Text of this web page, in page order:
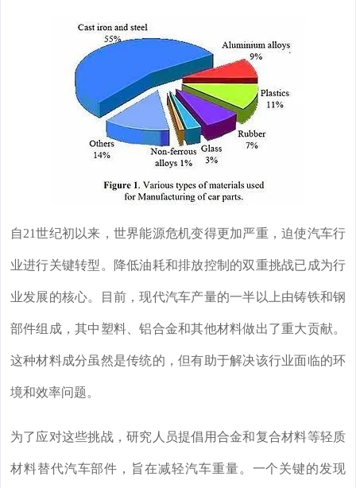
自21世纪初以来，世界能源危机变得更加严重，迫使汽车行
业进行关键转型。降低油耗和排放控制的双重挑战已成为行
业发展的核心。目前，现代汽车产量的一半以上由铸铁和钢
部件组成，其中塑料、铝合金和其他材料做出了重大贡献。
这种材料成分虽然是传统的，但有助于解决该行业面临的环
境和效率问题。
为了应对这些挑战，研究人员提倡用合金和复合材料等轻质
材料替代汽车部件，旨在减轻汽车重量。一个关键的发现